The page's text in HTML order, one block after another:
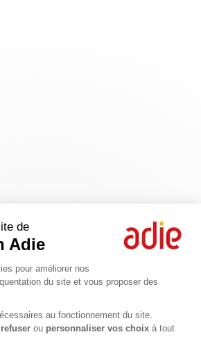
de
Adie
pour améliorer nos
du site et vous proposer des
au fonctionnement du site.
refuser ou personnaliser vos choix à tout
Axeptio consent